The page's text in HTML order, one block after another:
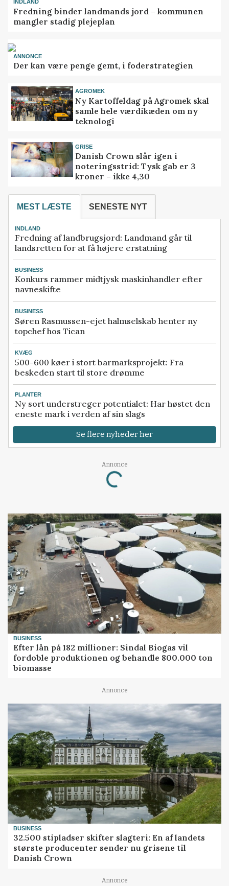
INDLAND
Fredning binder landmands jord – kommunen
mangler stadig plejeplan
ANNONCE
Der kan være penge gemt, i foderstrategien
AGROMEK
Ny Kartoffeldag på Agromek skal
samle hele værdikæden om ny
teknologi
GRISE
Danish Crown slår igen i
noteringsstrid: Tysk gab er 3
kroner – ikke 4,30
MEST LÆSTE SENESTE NYT
INDLAND
Fredning af landbrugsjord: Landmand går til
landsretten for at få højere erstatning
BUSINESS
Konkurs rammer midtjysk maskinhandler efter
navneskifte
BUSINESS
Søren Rasmussen-ejet halmselskab henter ny
topchef hos Tican
KVÆG
500-600 køer i stort barmarksprojekt: Fra
beskeden start til store drømme
PLANTER
Ny sort understreger potentialet: Har høstet den
eneste mark i verden af sin slags
Se flere nyheder her
Annonce
Loading...
BUSINESS
Efter lån på 182 millioner: Sindal Biogas vil
fordoble produktionen og behandle 800.000 ton
biomasse
Annonce
BUSINESS
32.500 stipladser skifter slagteri: En af landets
største producenter sender nu grisene til
Danish Crown
Annonce